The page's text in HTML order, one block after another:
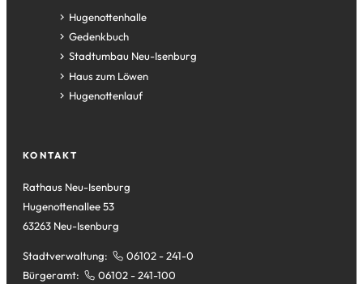
Hugenottenhalle
(Öffnet
in
einem
neuen
Tab)
Gedenkbuch
(Öffnet
in
einem
neuen
Stadtumbau Neu-Isenburg
(Öffnet
in
einem
Haus zum Löwen
(Öffnet
in
Tab)
Hugenottenlauf
(Öffnet
neuen
KONTAKT
Rathaus Neu-Isenburg
Hugenottenallee 53
63263 Neu-Isenburg
Stadtverwaltung:
06102 - 241-0
Bürgeramt:
06102 - 241-100